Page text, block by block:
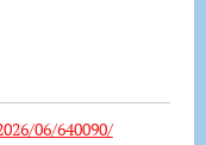
06/640090/